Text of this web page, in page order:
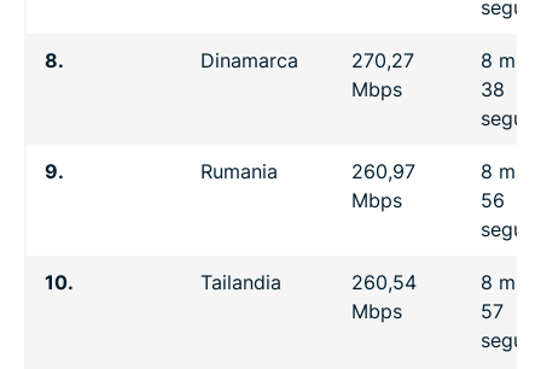
8. Dinamarca
270,27
Mbps
8
38
9. Rumania
260,97
Mbps
8
56
10. Tailandia
260,54
Mbps
8
57